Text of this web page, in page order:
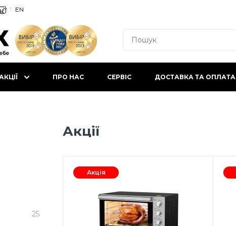
EN
ПРО НАС СЕРВІС ДОСТАВКА ТА ОПЛАТА
25
Акції
Акція